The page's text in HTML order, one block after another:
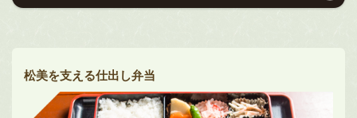
松美を支える仕出し弁当